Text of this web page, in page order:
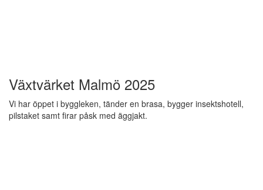
Växtvärket Malmö 2025
Vi har öppet i byggleken, tänder en brasa, bygger insektshotell,
pilstaket samt firar påsk med äggjakt.